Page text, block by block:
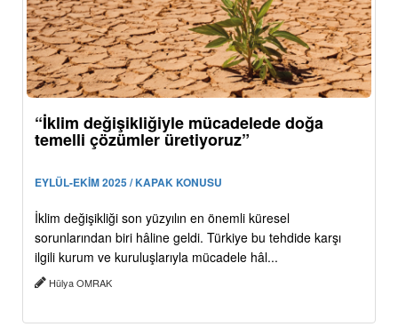
“İklim değişikliğiyle mücadelede doğa
temelli çözümler üretiyoruz”
EYLÜL-EKİM 2025 / KAPAK KONUSU
İklim değişikliği son yüzyılın en önemli küresel
sorunlarından biri hâline geldi. Türkiye bu tehdide karşı
ilgili kurum ve kuruluşlarıyla mücadele hâl...
Hülya OMRAK